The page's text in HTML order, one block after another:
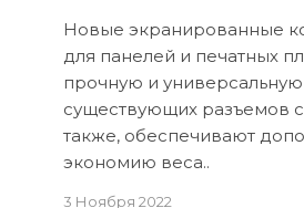
Новые экранированные
для панелей и печатных
прочную и
существующих разъемов
также, обеспечивают
экономию веса..
3 Ноября 2022